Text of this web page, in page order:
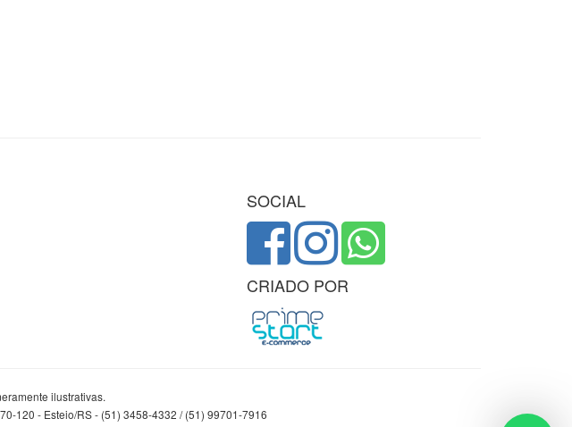
SOCIAL
CRIADO POR
ilustrativas.
120 - Esteio/RS - (51) 3458-4332 / (51) 99701-7916